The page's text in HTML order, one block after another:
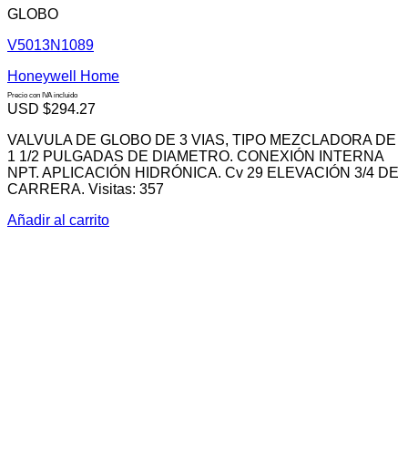
GLOBO
V5013N1089
Honeywell Home
Precio con IVA incluido
USD $294.27
VALVULA DE GLOBO DE 3 VIAS, TIPO MEZCLADORA DE
1 1/2 PULGADAS DE DIAMETRO. CONEXIÓN INTERNA
NPT. APLICACIÓN HIDRÓNICA. Cv 29 ELEVACIÓN 3/4 DE
CARRERA. Visitas: 357
Añadir al carrito